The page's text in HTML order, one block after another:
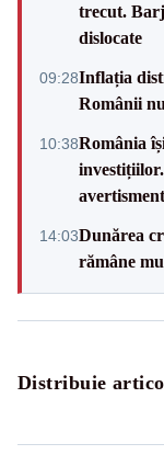
trecut.
dislocate
09:28Inflația
Românii
10:38România
14:03Dunărea
rămâne
Distribuie